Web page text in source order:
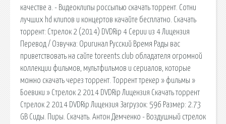
качестве a. - Видеоклипы россыпью скачать торрент. Сотни
лучших hd клипов и концертов качайте бесплатно. Скачать
торрент: Стрелок 2 (2014) DVDRip 4 Серии из 4 Лицензия
Перевод / Озвучка: Оригинал Русский Время Рады вас
приветствовать на сайте toreents.club обладателя огромной
коллекции фильмов, мультфильмов и сериалов, которые
можно скачать через торрент. Торрент трекер » фильмы »
Боевики » Стрелок 2 2014 DVDRip Лицензия Скачать торрент
Стрелок 2 2014 DVDRip Лицензия Загрузок: 596 Размер: 2.73
GB Сиды. Пиры. Скачать. Антон Демченко - Воздушный стрелок